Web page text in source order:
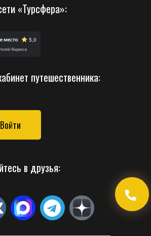
«Турсфера»:
путешественника:
Войти
в друзья: